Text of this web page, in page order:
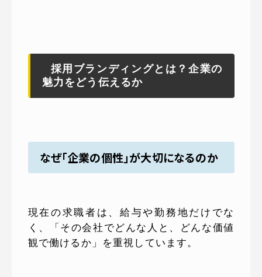
採用ブランディングとは？企業の
魅力をどう伝えるか
なぜ「企業の個性」が大切になるのか
現在の求職者は、給与や勤務地だけでな
く、「その会社でどんな人と、どんな価値
観で働けるか」を重視しています。